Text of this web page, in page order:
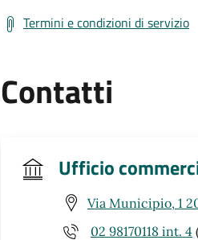
Termini e condizioni di servizio
Contatti
Ufficio
Via Municipio, 1
02 98170118 int. 4